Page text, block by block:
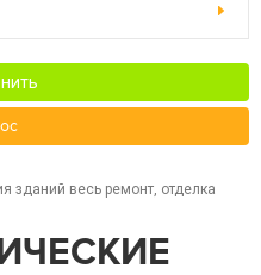
зданий весь ремонт, отделка